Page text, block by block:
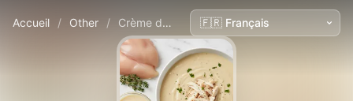
Accueil / Other / Crème de poulet